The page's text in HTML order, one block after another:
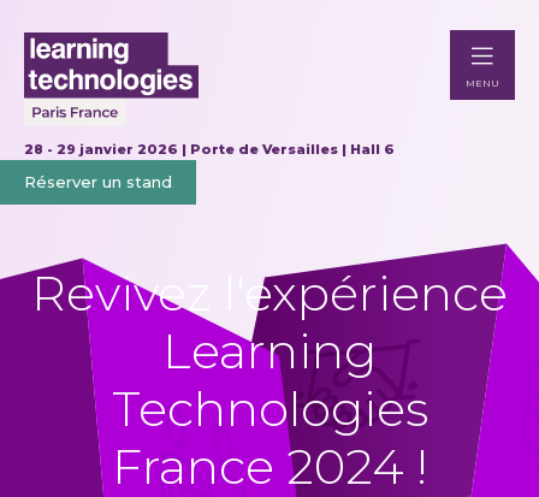
28 - 29 janvier 2026 | Porte de Versailles | Hall 6
Réserver un stand
MENU
Revivez l'expérience
Learning
Technologies
France 2024 !